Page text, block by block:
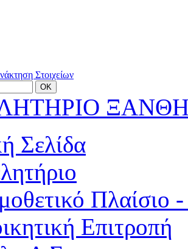
Στοιχείων
Σελίδα
Πλαίσιο
Επιτροπή